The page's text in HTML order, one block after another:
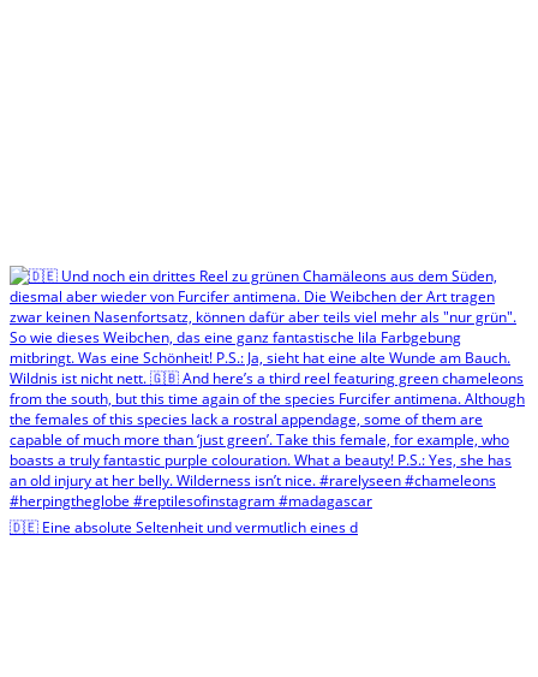
🇩🇪 Eine absolute Seltenheit und vermutlich eines d